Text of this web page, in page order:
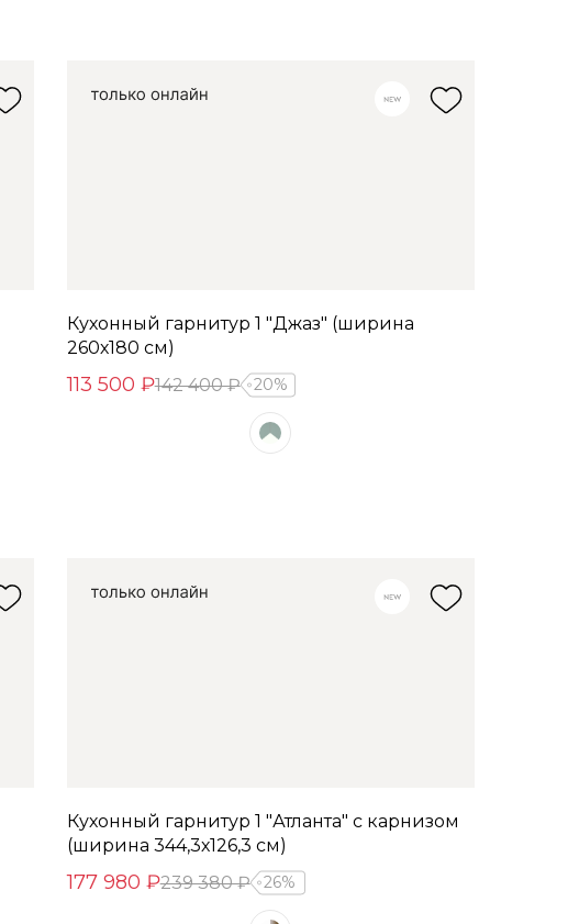
Кухонный гарнитур 1 "Джаз" (ширина
260х180 см)
113 500 ₽142 400 ₽ 20%
Кухонный гарнитур 1 "Атланта" с карнизом
(ширина 344,3х126,3 см)
177 980 ₽239 380 ₽ 26%